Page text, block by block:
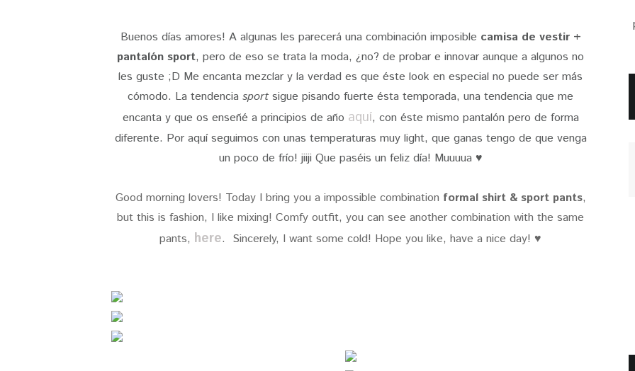
Buenos días amores! A algunas les parecerá una combinación imposible camisa de vestir +
pantalón sport, pero de eso se trata la moda, ¿no? de probar e innovar aunque a algunos no
les guste ;D Me encanta mezclar y la verdad es que éste look en especial no puede ser más
cómodo. La tendencia sport sigue pisando fuerte ésta temporada, una tendencia que me
encanta y que os enseñé a principios de año aquí, con éste mismo pantalón pero de forma
diferente. Por aquí seguimos con unas temperaturas muy light, que ganas tengo de que venga
un poco de frío! jiiji Que paséis un feliz día! Muuuua ♥
Good morning lovers! Today I bring you a impossible combination formal shirt & sport pants,
but this is fashion, I like mixing! Comfy outfit, you can see another combination with the same
pants, here. Sincerely, I want some cold! Hope you like, have a nice day! ♥